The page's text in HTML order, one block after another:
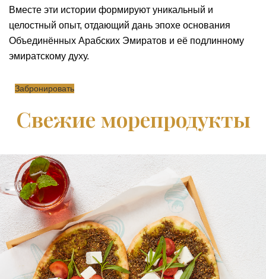
Вместе эти истории формируют уникальный и
целостный опыт, отдающий дань эпохе основания
Объединённых Арабских Эмиратов и её подлинному
эмиратскому духу.
Забронировать
Свежие морепродукты